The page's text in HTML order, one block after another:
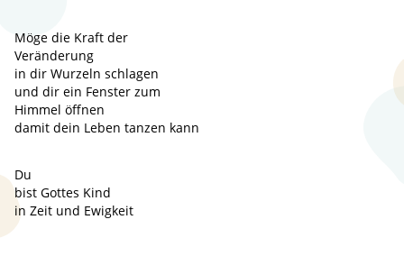
Möge die Kraft der
Veränderung
in dir Wurzeln schlagen
und dir ein Fenster zum
Himmel öffnen
damit dein Leben tanzen kann
Du
bist Gottes Kind
in Zeit und Ewigkeit